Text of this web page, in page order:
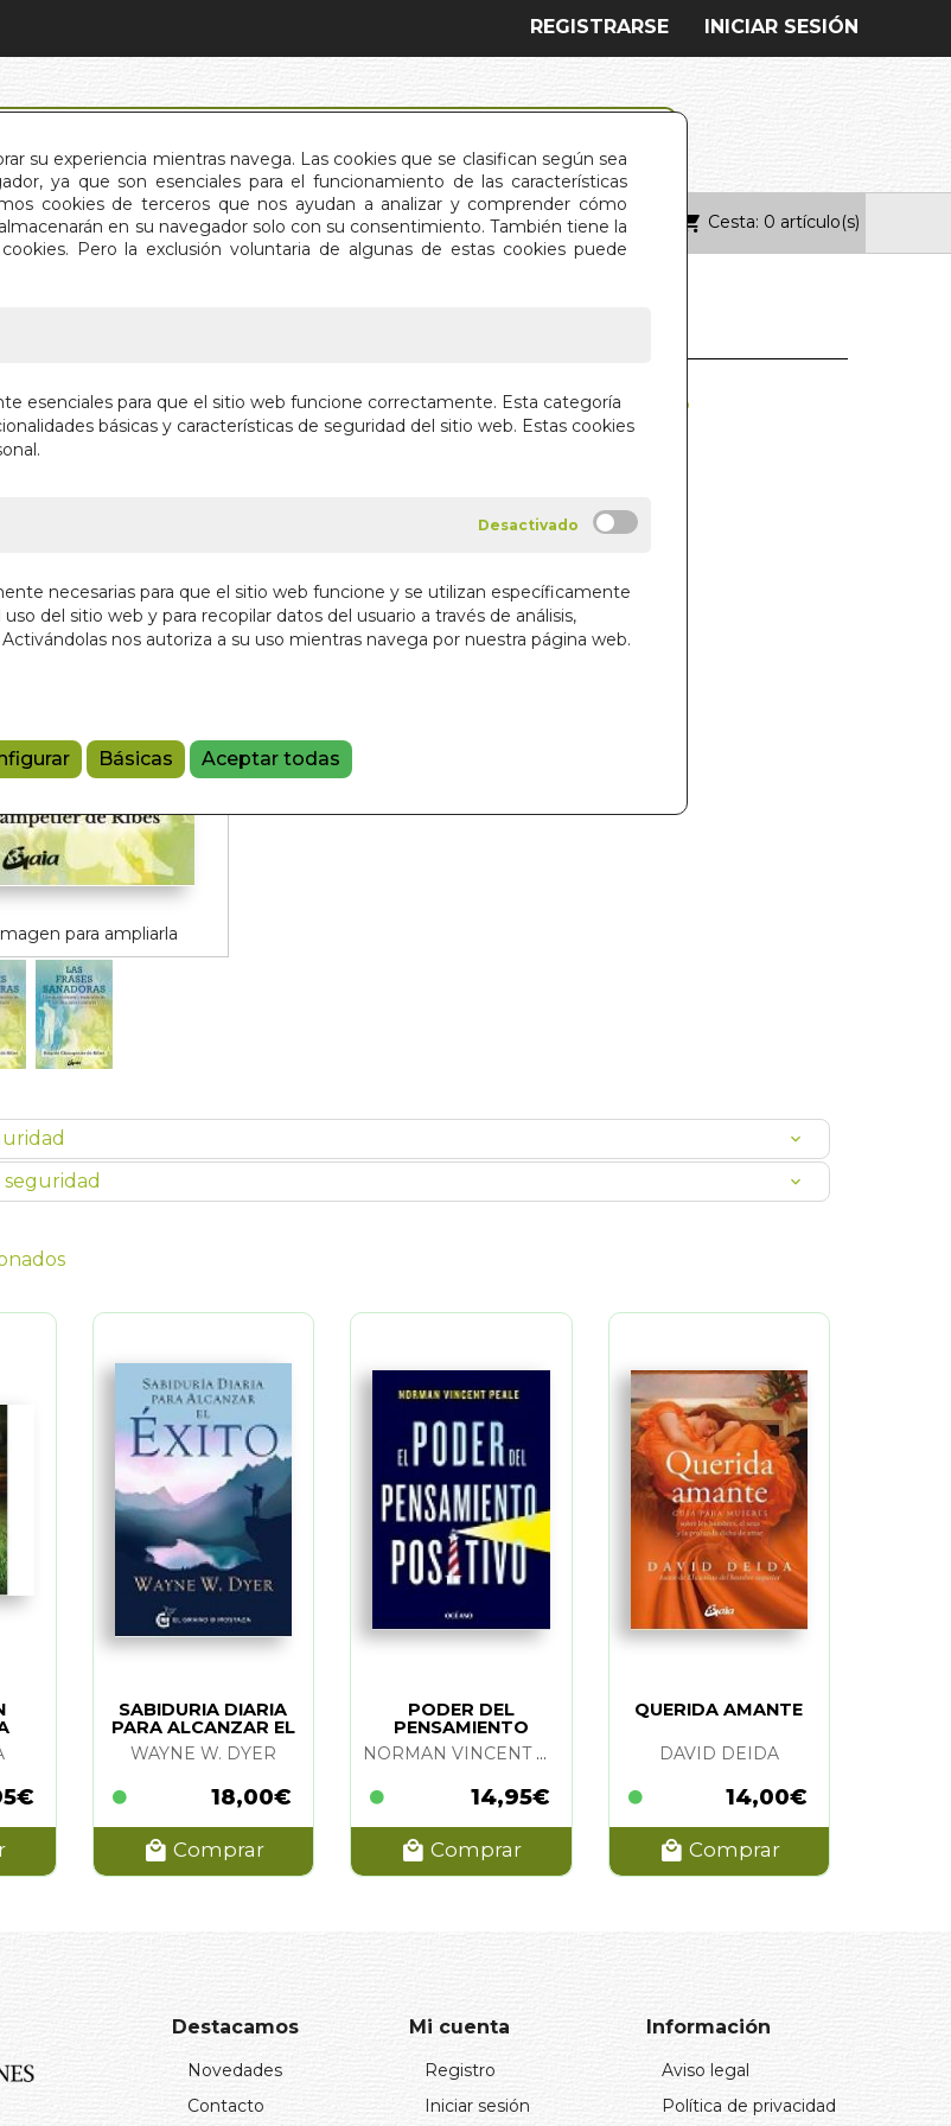
su experiencia mientras navega. Las cookies que se clasifican según sea
ya que son esenciales para el funcionamiento de las características
cookies de terceros que nos ayudan a analizar y comprender cómo
en su navegador solo con su consentimiento. También tiene la
Pero la exclusión voluntaria de algunas de estas cookies puede
esenciales para que el sitio web funcione correctamente. Esta categoría
básicas y características de seguridad del sitio web. Estas cookies
necesarias para que el sitio web funcione y se utilizan específicamente
del sitio web y para recopilar datos del usuario a través de análisis,
nos autoriza a su uso mientras navega por nuestra página web.
Básicas Aceptar todas
INICIAR SESIÓN
REGISTRARSE
QUIÉNES SOMOS CONTACTO Cesta: 0 artículo(s)
para ampliarla
FRASES SANADORAS. LAS
BRIGITTE CHAMPETIER DE RIBES
Añadir a la cesta
SABIDURIA DIARIA
PARA ALCANZAR EL
EXITO
WAYNE W. DYER
18,00€
Comprar
PODER DEL
PENSAMIENTO
POSITIVO. EL
NORMAN VINCENT PEALE
14,95€
Comprar
QUERIDA AMANTE
DAVID DEIDA
14,00€
Comprar
Destacamos
Novedades
Contacto
Mi cuenta
Registro
Iniciar sesión
Información
Aviso legal
Política de privacidad